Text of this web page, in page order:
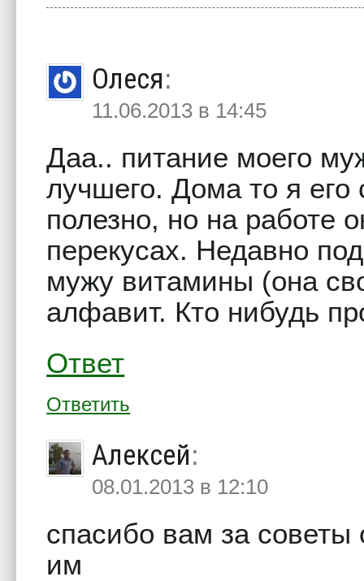
Олеся:
11.06.2013 в 14:45
Даа.. питание моего
лучшего. Дома то я его
полезно, но на работе
перекусах. Недавно
мужу витамины (она
алфавит. Кто нибудь
Ответ
Ответить
Алексей:
08.01.2013 в 12:10
спасибо вам за советы
им